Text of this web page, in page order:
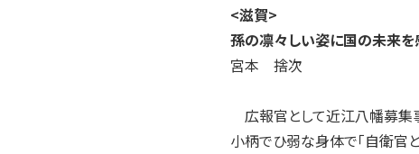
<滋賀>
孫の凛々しい姿に国の未来を
宮本 捨次
広報官として近江八幡募集
小柄でひ弱な身体で「自衛官